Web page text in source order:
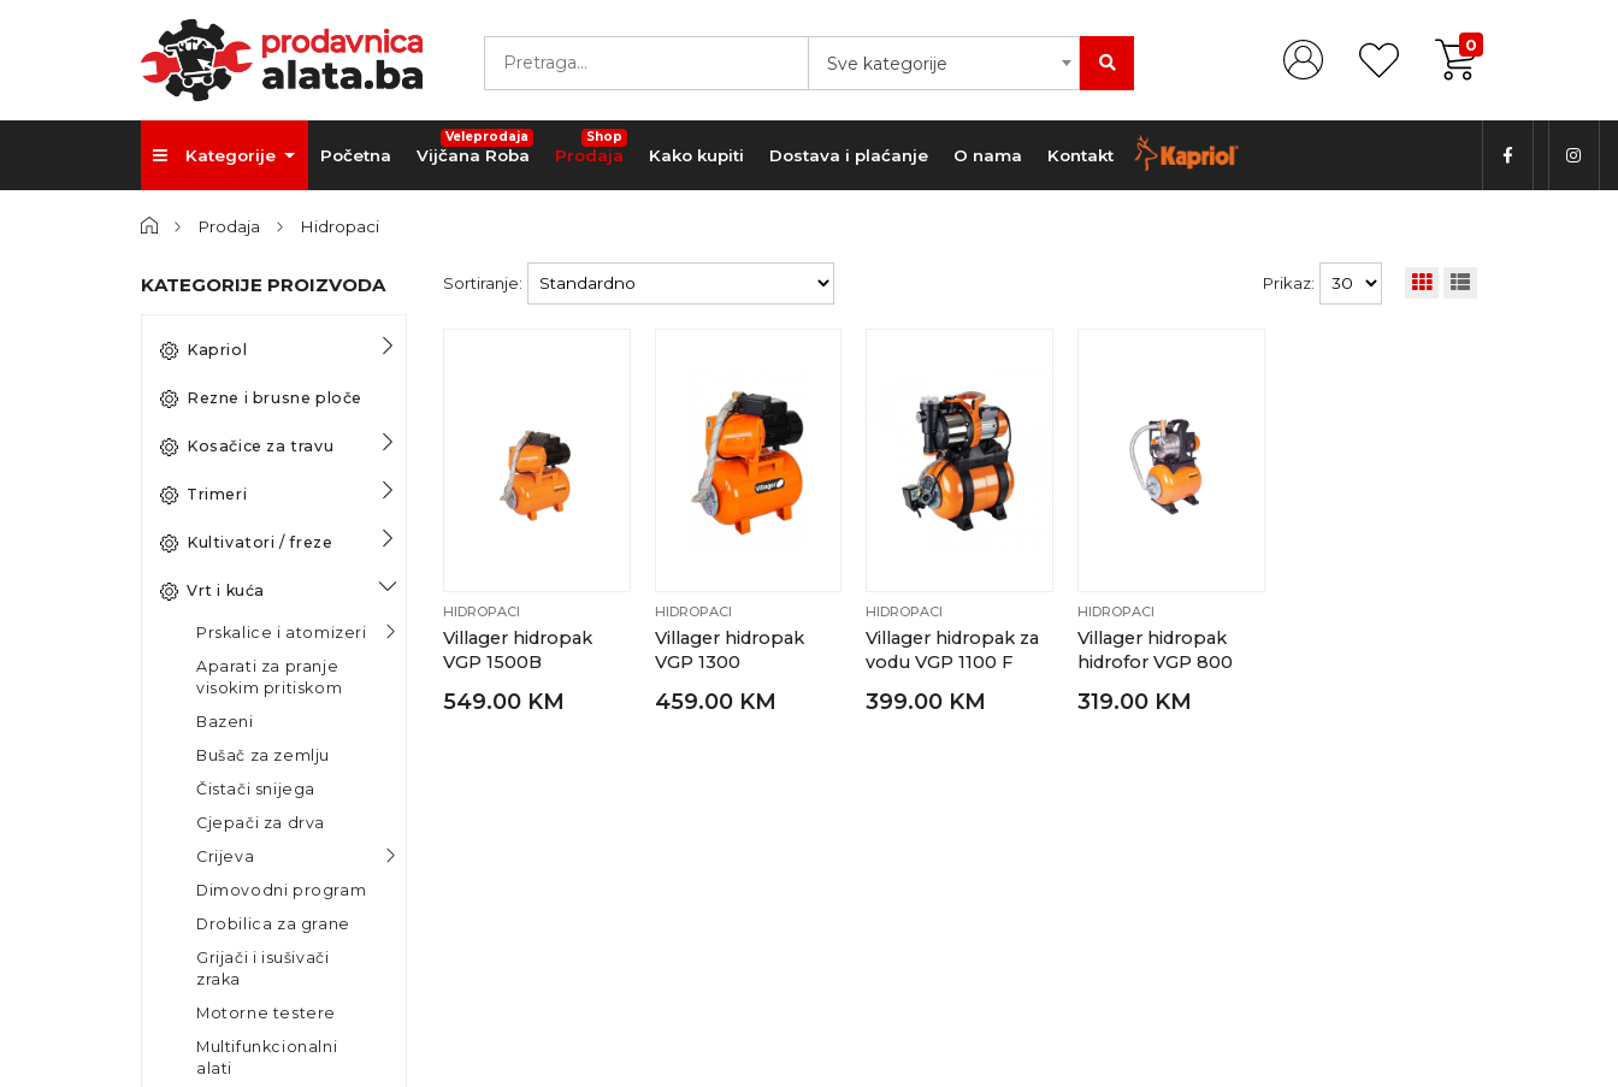
Sve kategorije
0
Kategorije Početna Vijčana Roba
Veleprodaja
Prodaja
Shop
Kako kupiti Dostava i plaćanje O nama Kontakt
Prodaja Hidropaci
KATEGORIJE PROIZVODA
Kapriol
Rezne i brusne ploče
Kosačice za travu
Trimeri
Kultivatori / freze
Vrt i kuća
Prskalice i atomizeri
Aparati za pranje
visokim pritiskom
Bazeni
Bušač za zemlju
Čistači snijega
Cjepači za drva
Crijeva
Dimovodni program
Drobilica za grane
Grijači i isušivači
zraka
Motorne testere
Multifunkcionalni
alati
Sortiranje: Prikaz:
HIDROPACI
Villager hidropak
VGP 1500B
549.00 KM
HIDROPACI
Villager hidropak
VGP 1300
459.00 KM
HIDROPACI
Villager hidropak za
vodu VGP 1100 F
399.00 KM
HIDROPACI
Villager hidropak
hidrofor VGP 800
319.00 KM